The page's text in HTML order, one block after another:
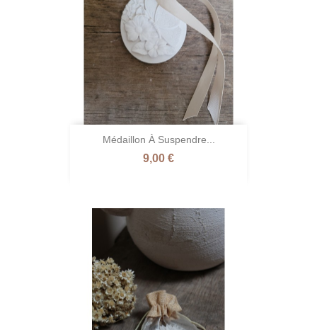
Médaillon À Suspendre...
Prix
9,00 €